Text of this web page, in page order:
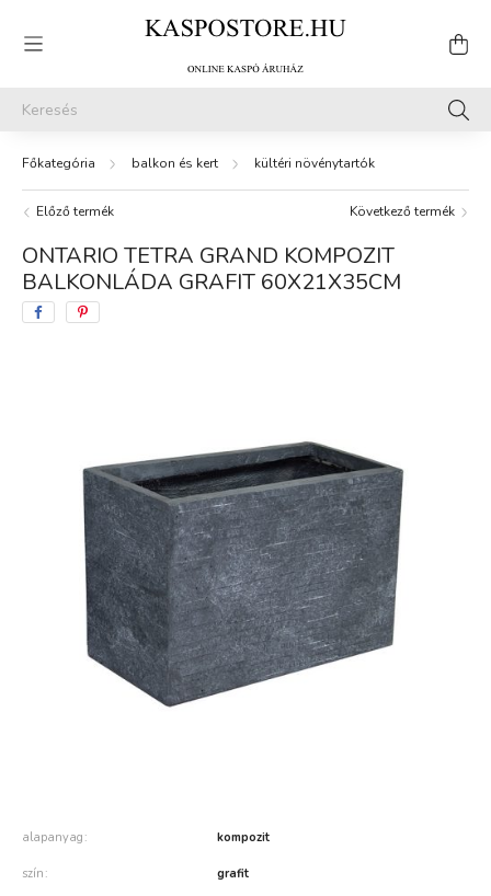
balkon és kert kültéri növénytartók
Előző termék Következő termék
ONTARIO TETRA GRAND KOMPOZIT
BALKONLÁDA GRAFIT 60X21X35CM
alapanyag kompozit
szín grafit